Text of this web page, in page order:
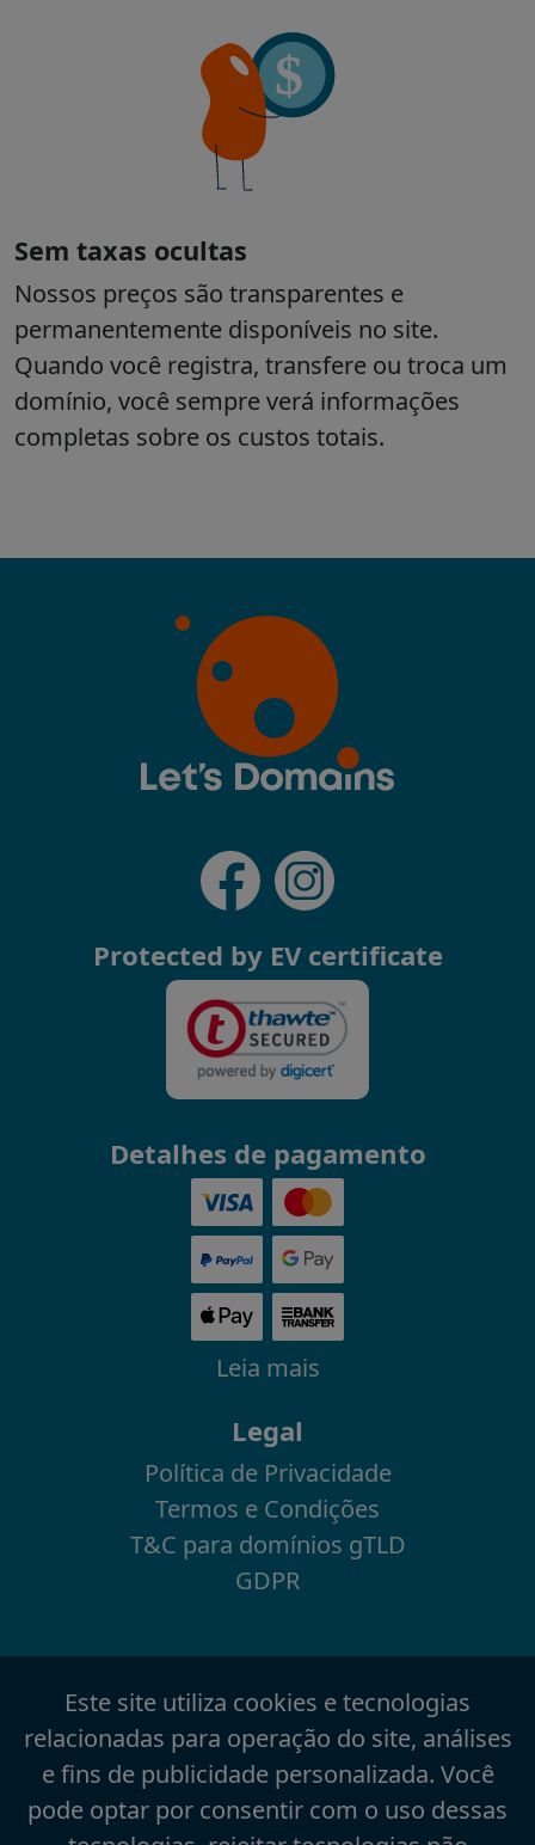
Protected by EV certificate
Detalhes de pagamento
Leia mais
Legal
Política de Privacidade
Termos e Condições
T&C para domínios gTLD
GDPR
Este site utiliza cookies e tecnologias
relacionadas para operação do site, análises
e fins de publicidade personalizada. Você
pode optar por consentir com o uso dessas